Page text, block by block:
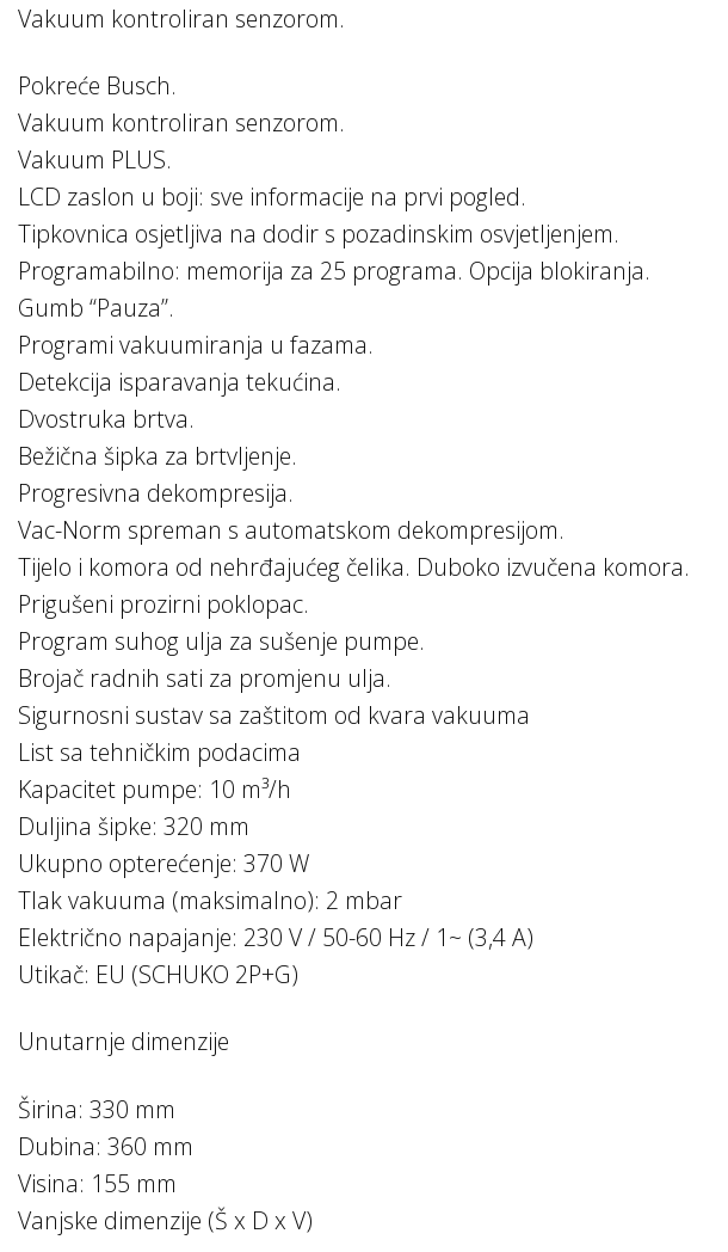
Vakuum kontroliran senzorom.
Pokreće Busch.
Vakuum kontroliran senzorom.
Vakuum PLUS.
LCD zaslon u boji: sve informacije na prvi pogled.
Tipkovnica osjetljiva na dodir s pozadinskim osvjetljenjem.
Programabilno: memorija za 25 programa. Opcija blokiranja.
Gumb “Pauza”.
Programi vakuumiranja u fazama.
Detekcija isparavanja tekućina.
Dvostruka brtva.
Bežična šipka za brtvljenje.
Progresivna dekompresija.
Vac-Norm spreman s automatskom dekompresijom.
Tijelo i komora od nehrđajućeg čelika. Duboko izvučena komora.
Prigušeni prozirni poklopac.
Program suhog ulja za sušenje pumpe.
Brojač radnih sati za promjenu ulja.
Sigurnosni sustav sa zaštitom od kvara vakuuma
List sa tehničkim podacima
Kapacitet pumpe: 10 m³/h
Duljina šipke: 320 mm
Ukupno opterećenje: 370 W
Tlak vakuuma (maksimalno): 2 mbar
Električno napajanje: 230 V / 50-60 Hz / 1~ (3,4 A)
Utikač: EU (SCHUKO 2P+G)
Unutarnje dimenzije
Širina: 330 mm
Dubina: 360 mm
Visina: 155 mm
Vanjske dimenzije (Š x D x V)